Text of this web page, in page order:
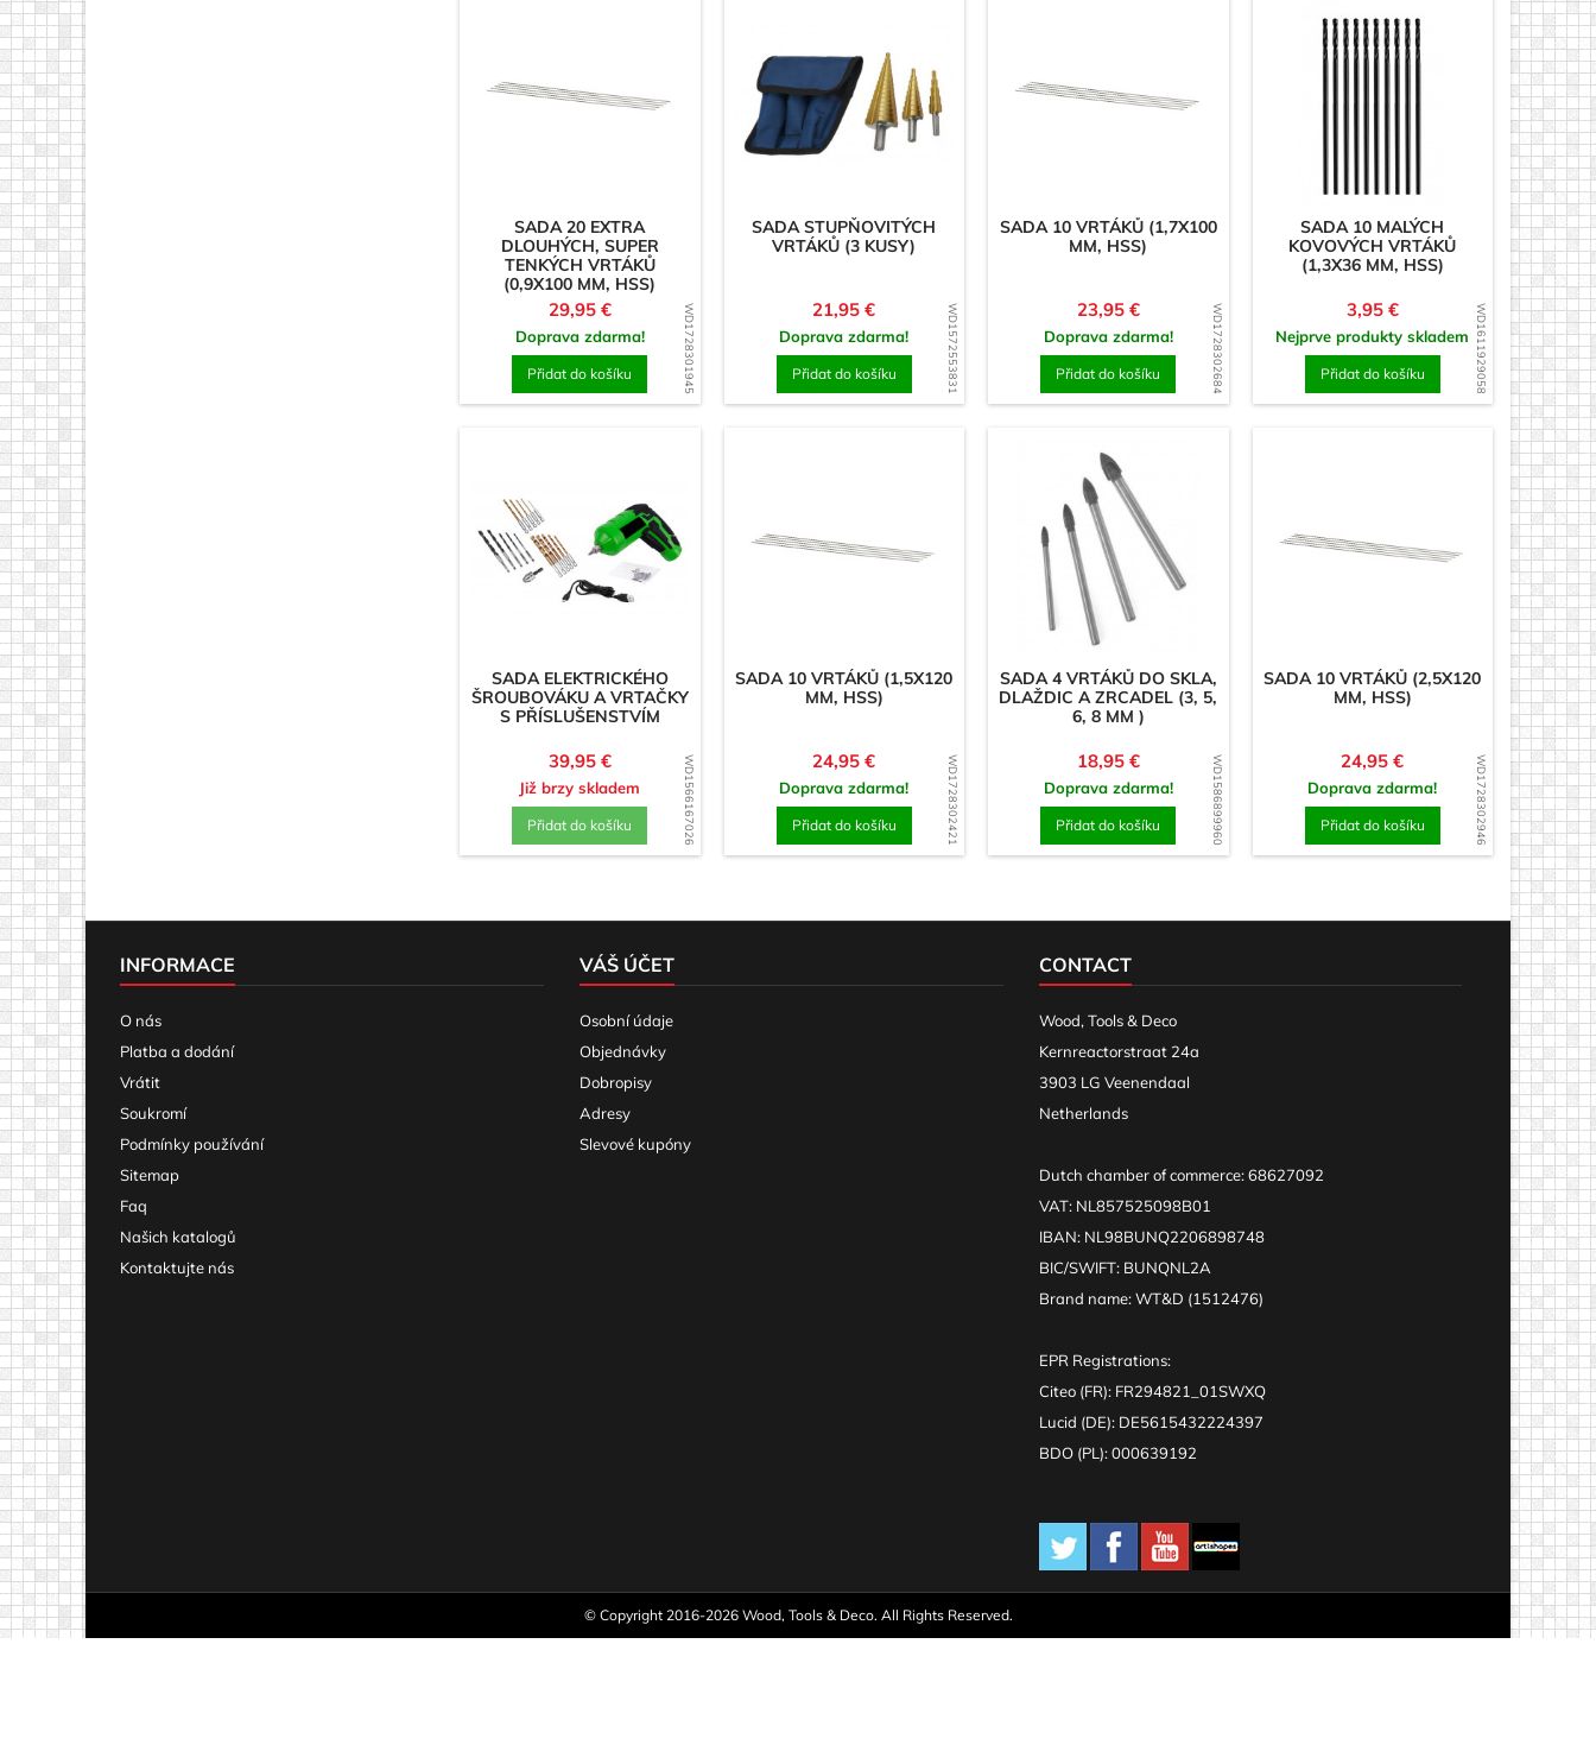
WD1728301945
SADA 20 EXTRA
DLOUHÝCH, SUPER
TENKÝCH VRTÁKŮ
(0,9X100 MM, HSS)
Cena
29,95 €
Doprava zdarma!
Přidat do košíku WD1572553831
SADA STUPŇOVITÝCH
VRTÁKŮ (3 KUSY)
Cena
21,95 €
Doprava zdarma!
Přidat do košíku WD1728302684
SADA 10 VRTÁKŮ (1,7X100
MM, HSS)
Cena
23,95 €
Doprava zdarma!
Přidat do košíku WD1611929058
SADA 10 MALÝCH
KOVOVÝCH VRTÁKŮ
(1,3X36 MM, HSS)
Cena
3,95 €
Nejprve produkty skladem
Přidat do košíku
WD1566167026
SADA ELEKTRICKÉHO
ŠROUBOVÁKU A VRTAČKY
S PŘÍSLUŠENSTVÍM
Cena
39,95 €
Již brzy skladem
Přidat do košíku WD1728302421
SADA 10 VRTÁKŮ (1,5X120
MM, HSS)
Cena
24,95 €
Doprava zdarma!
Přidat do košíku WD1586899960
SADA 4 VRTÁKŮ DO SKLA,
DLAŽDIC A ZRCADEL (3, 5,
6, 8 MM )
Cena
18,95 €
Doprava zdarma!
Přidat do košíku WD1728302946
SADA 10 VRTÁKŮ (2,5X120
MM, HSS)
Cena
24,95 €
Doprava zdarma!
Přidat do košíku
INFORMACE
O nás
Platba a dodání
Vrátit
Soukromí
Podmínky používání
Sitemap
Faq
Našich katalogů
Kontaktujte nás
VÁŠ ÚČET
Osobní údaje
Objednávky
Dobropisy
Adresy
Slevové kupóny
CONTACT
Wood, Tools & Deco
Kernreactorstraat 24a
3903 LG Veenendaal
Netherlands
Dutch chamber of commerce: 68627092
VAT: NL857525098B01
IBAN: NL98BUNQ2206898748
BIC/SWIFT: BUNQNL2A
Brand name: WT&D (1512476)
EPR Registrations:
Citeo (FR): FR294821_01SWXQ
Lucid (DE): DE5615432224397
BDO (PL): 000639192
© Copyright 2016-2026 Wood, Tools & Deco. All Rights Reserved.